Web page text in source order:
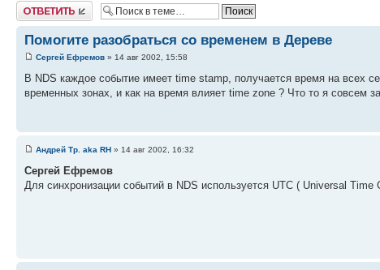
Ответить
Помогите разобраться со временем в Дереве
Сергей Ефремов » 14 авг 2002, 15:58
В NDS каждое событие имеет time stamp, получается время на всех
временных зонах, и как на время влияет time zone ? Что то я совсем
Андрей Тр. aka RH » 14 авг 2002, 16:32
Сергей Ефремов
Для синхронизации событий в NDS используется UTC ( Universal